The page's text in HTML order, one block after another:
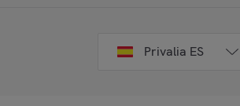
Privalia ES